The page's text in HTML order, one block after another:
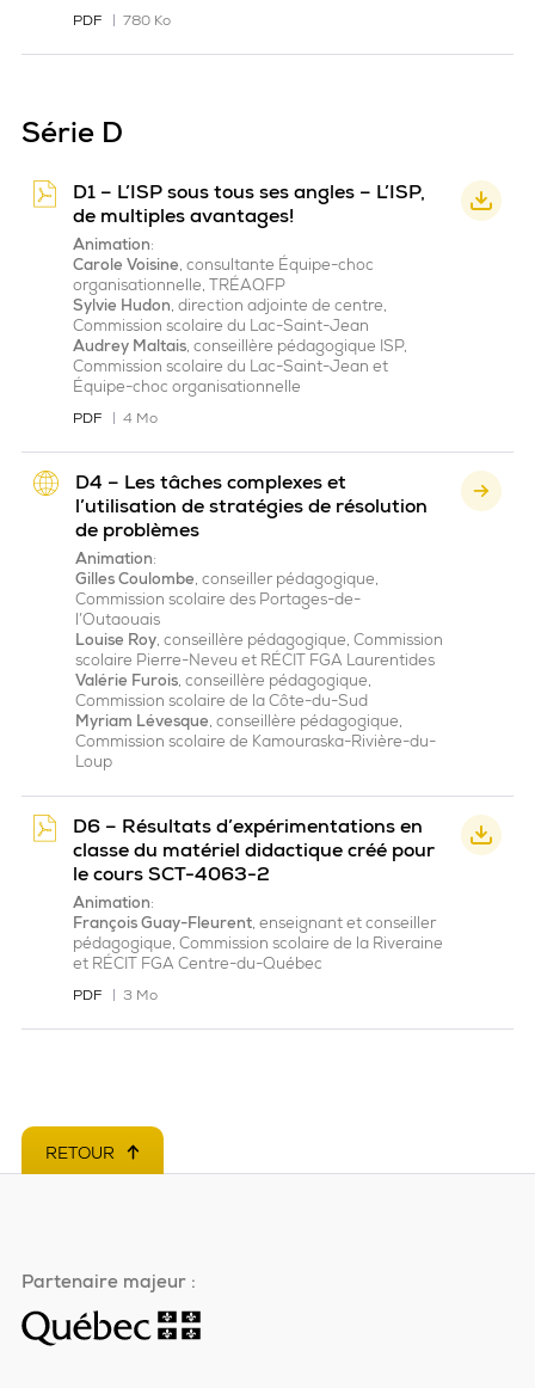
PDF 780 Ko
Série D
D1 – L’ISP sous tous ses angles – L’ISP,
de multiples avantages!
Animation:
Carole Voisine, consultante Équipe-choc
organisationnelle, TRÉAQFP
Sylvie Hudon, direction adjointe de centre,
Commission scolaire du Lac-Saint-Jean
Audrey Maltais, conseillère pédagogique ISP,
Commission scolaire du Lac-Saint-Jean et
Équipe-choc organisationnelle
PDF 4 Mo
D4 – Les tâches complexes et
l’utilisation de stratégies de résolution
de problèmes
Animation:
Gilles Coulombe, conseiller pédagogique,
Commission scolaire des Portages-de-
l’Outaouais
Louise Roy, conseillère pédagogique, Commission
scolaire Pierre-Neveu et RÉCIT FGA Laurentides
Valérie Furois, conseillère pédagogique,
Commission scolaire de la Côte-du-Sud
Myriam Lévesque, conseillère pédagogique,
Commission scolaire de Kamouraska-Rivière-du-
Loup
D6 – Résultats d’expérimentations en
classe du matériel didactique créé pour
le cours SCT-4063-2
Animation:
François Guay-Fleurent, enseignant et conseiller
pédagogique, Commission scolaire de la Riveraine
et RÉCIT FGA Centre-du-Québec
PDF 3 Mo
RETOUR EN HAUT DE PAGE
Partenaire majeur :
Ce